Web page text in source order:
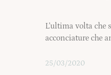
L’ultima volta
acconciature che
25/03/2020